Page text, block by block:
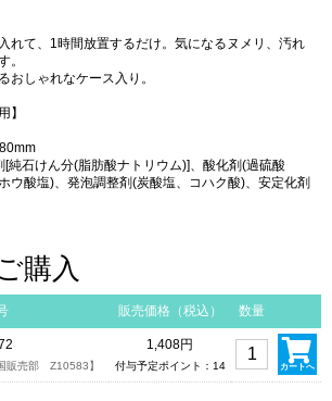
れて、1時間放置するだけ。気になるヌメリ、汚れ
。
おしゃれなケース入り。
】
純石けん分(脂肪酸ナトリウム)]、酸化剤(過硫酸
ウ酸塩)、発泡調整剤(炭酸塩、コハク酸)、安定化剤
購入
販売価格（税込） 数量
販売部 Z10583】
1,408円
付与予定ポイント：14 カートへ